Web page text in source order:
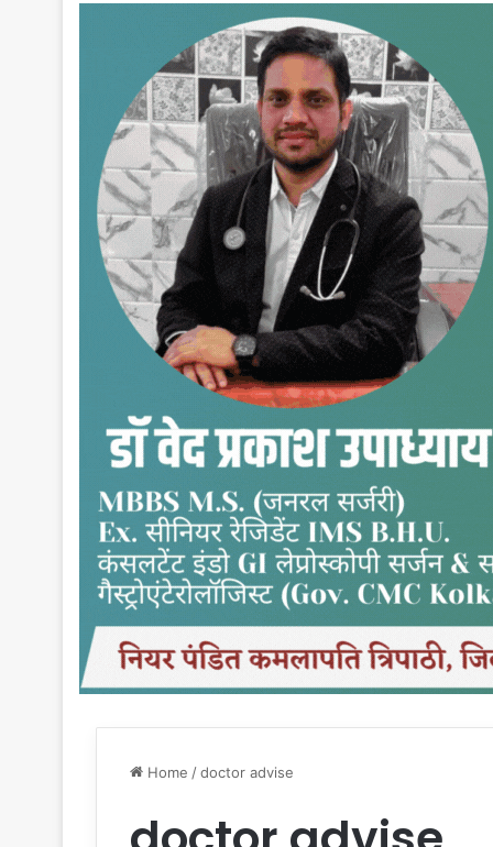
Home /doctor advise